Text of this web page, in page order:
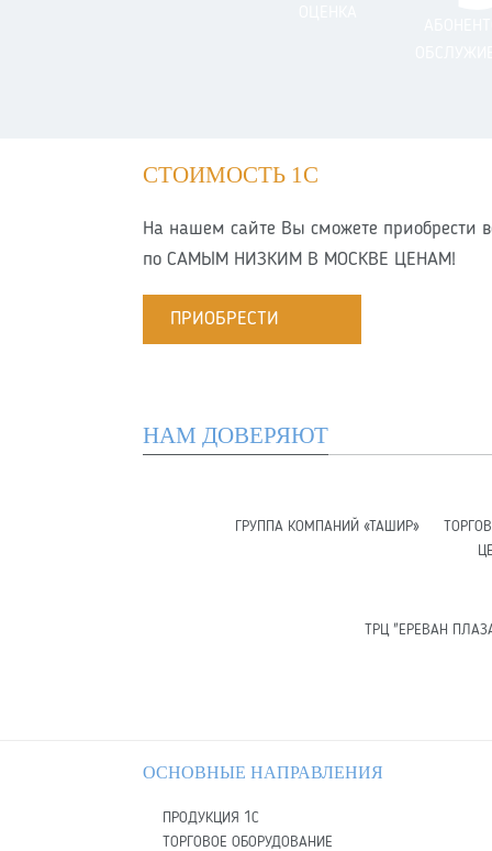
СТОИМОСТЬ 1С
На нашем сайте Вы сможете приобрести
по САМЫМ НИЗКИМ В МОСКВЕ ЦЕНАМ!
ПРИОБРЕСТИ
НАМ ДОВЕРЯЮТ
ГРУППА КОМПАНИЙ «ТАШИР»
ТРЦ "ЕРЕВАН
ОСНОВНЫЕ НАПРАВЛЕНИЯ
ПРОДУКЦИЯ 1С
ТОРГОВОЕ ОБОРУДОВАНИЕ